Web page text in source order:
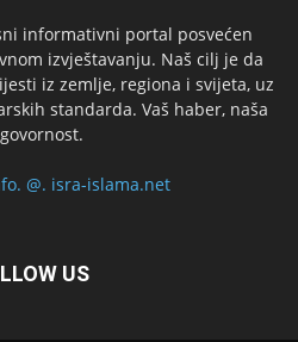
informativni portal posvećen
izvještavanju. Naš cilj je da
iz zemlje, regiona i svijeta, uz
standarda. Vaš haber, naša
@. isra-islama.net
US